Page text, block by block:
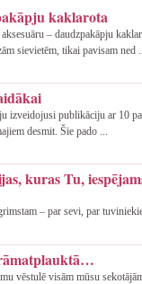
kaklarota
– daudzpakāpju
sievietēm, tikai pavisam ned
izveidojusi publikāciju ar 10
desmit. Šie pado ...
kuras Tu,
– par sevi, par
vēstulē visām mūsu